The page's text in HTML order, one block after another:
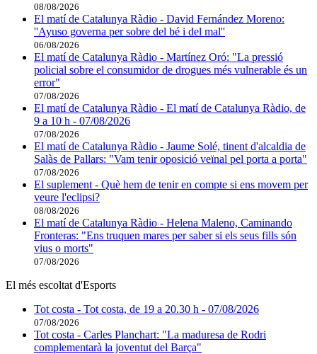
08/08/2026
El matí de Catalunya Ràdio - David Fernández Moreno:
''Ayuso governa per sobre del bé i del mal''
06/08/2026
El matí de Catalunya Ràdio - Martínez Oró: "La pressió
policial sobre el consumidor de drogues més vulnerable és un
error"
07/08/2026
El matí de Catalunya Ràdio - El matí de Catalunya Ràdio, de
9 a 10 h - 07/08/2026
07/08/2026
El matí de Catalunya Ràdio - Jaume Solé, tinent d'alcaldia de
Salàs de Pallars: "Vam tenir oposició veïnal pel porta a porta"
07/08/2026
El suplement - Què hem de tenir en compte si ens movem per
veure l'eclipsi?
08/08/2026
El matí de Catalunya Ràdio - Helena Maleno, Caminando
Fronteras: "Ens truquen mares per saber si els seus fills són
vius o morts"
07/08/2026
El més escoltat d'Esports
Tot costa - Tot costa, de 19 a 20.30 h - 07/08/2026
07/08/2026
Tot costa - Carles Planchart: "La maduresa de Rodri
complementarà la joventut del Barça"